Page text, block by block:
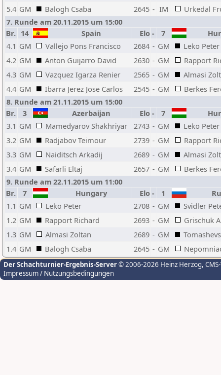
5.4 GM Balogh Csaba 2645 - IM
Urkedal
7. Runde am 20.11.2015 um 15:00
Br. 14 Spain Elo - 7
4.1 GM Vallejo Pons Francisco 2684 - GM
Leko Peter
4.2 GM Anton Guijarro David 2630 - GM
Rapport
4.3 GM Vazquez Igarza Renier 2565 - GM
Almasi
4.4 GM Ibarra Jerez Jose Carlos 2545 - GM
Berkes
8. Runde am 21.11.2015 um 15:00
Br.
3 Azerbaijan Elo - 7
3.1 GM Mamedyarov Shakhriyar 2743 - GM
Leko Peter
3.2 GM Radjabov Teimour 2739 - GM
Rapport
3.3 GM Naiditsch Arkadij 2689 - GM
Almasi
3.4 GM Safarli Eltaj 2657 - GM
Berkes
9. Runde am 22.11.2015 um 11:00
Br.
7 Hungary Elo - 1
1.1 GM Leko Peter 2708 - GM
Svidler
1.2 GM Rapport Richard 2693 - GM
Grischuk
1.3 GM Almasi Zoltan 2689 - GM
1.4 GM Balogh Csaba 2645 - GM
Der Schachturnier-Ergebnis-Server© 2006-2026 Heinz Herzog,
Impressum / Nutzungsbedingungen